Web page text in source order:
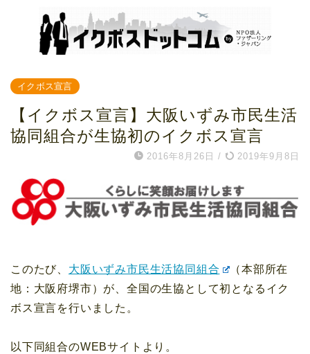
イクボス宣言
【イクボス宣言】大阪いずみ市民生活
協同組合が生協初のイクボス宣言
2016年8月26日 / 2019年9月8日
このたび、 大阪いずみ市民生活協同組合
（本部所在
地：大阪府堺市）が、全国の生協として初となるイク
ボス宣言を行いました。
以下同組合のWEBサイトより。